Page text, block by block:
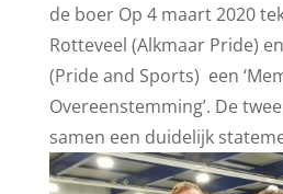
de boer Op 4 maart 2020
Rotteveel (Alkmaar Pride)
(Pride and Sports) een
Overeenstemming’. De
samen een duidelijk